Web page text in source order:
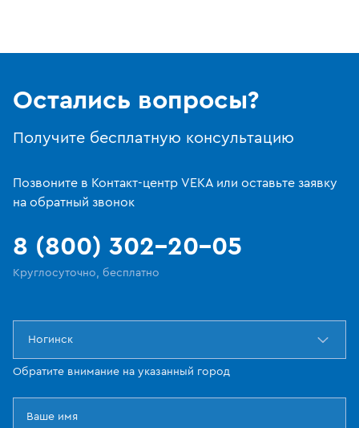
Остались вопросы?
Получите бесплатную консультацию
Позвоните в Контакт-центр VEKA или оставьте заявку
на обратный звонок
8 (800) 302-20-05
Круглосуточно, бесплатно
Ногинск
Обратите внимание на указанный город